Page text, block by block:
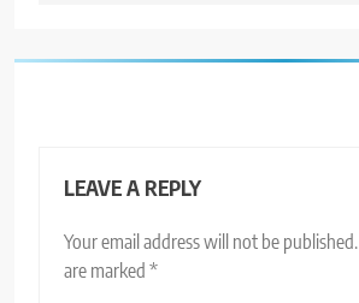
LEAVE A REPLY
Your email address will not be published.
are marked *